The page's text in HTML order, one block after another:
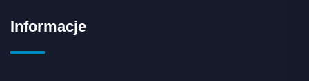
Informacje